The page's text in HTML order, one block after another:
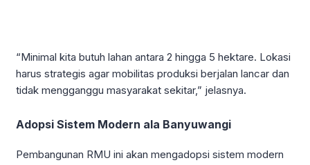
“Minimal kita butuh lahan antara 2 hingga 5 hektare. Lokasi
harus strategis agar mobilitas produksi berjalan lancar dan
tidak mengganggu masyarakat sekitar,” jelasnya.
Adopsi Sistem Modern ala Banyuwangi
Pembangunan RMU ini akan mengadopsi sistem modern